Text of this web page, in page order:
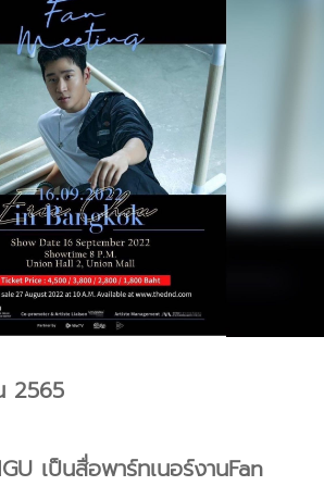
2565
เป็นสื่อพาร์ทเนอร์งานFan